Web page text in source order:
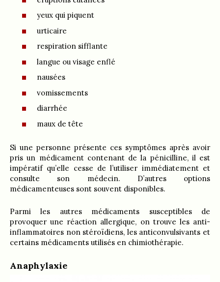
yeux qui piquent
urticaire
respiration sifflante
langue ou visage enflé
nausées
vomissements
diarrhée
maux de tête
Si une personne présente ces symptômes après avoir
pris un médicament contenant de la pénicilline, il est
impératif qu’elle cesse de l’utiliser immédiatement et
consulte son médecin. D’autres options
médicamenteuses sont souvent disponibles.
Parmi les autres médicaments susceptibles de
provoquer une réaction allergique, on trouve les anti-
inflammatoires non stéroïdiens, les anticonvulsivants et
certains médicaments utilisés en chimiothérapie.
Anaphylaxie